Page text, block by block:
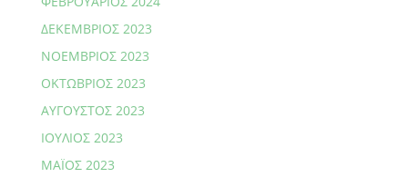
ΔΕΚΈΜΒΡΙΟΣ 2023
ΝΟΈΜΒΡΙΟΣ 2023
ΟΚΤΏΒΡΙΟΣ 2023
ΑΎΓΟΥΣΤΟΣ 2023
ΙΟΎΛΙΟΣ 2023
ΜΆΙΟΣ 2023